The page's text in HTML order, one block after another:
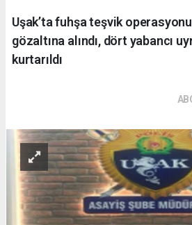
Uşak’ta fuhşa teşvik
gözaltına alındı, dört yabancı
kurtarıldı